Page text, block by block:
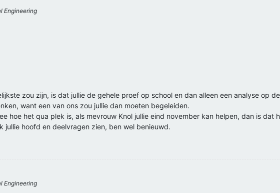
Engineering
zou zijn, is dat jullie de gehele proef op school en dan alleen een analyse op
want een van ons zou jullie dan moeten begeleiden.
hoe het qua plek is, als mevrouw Knol jullie eind november kan helpen, dan is
jullie hoofd en deelvragen zien, ben wel benieuwd.
Engineering